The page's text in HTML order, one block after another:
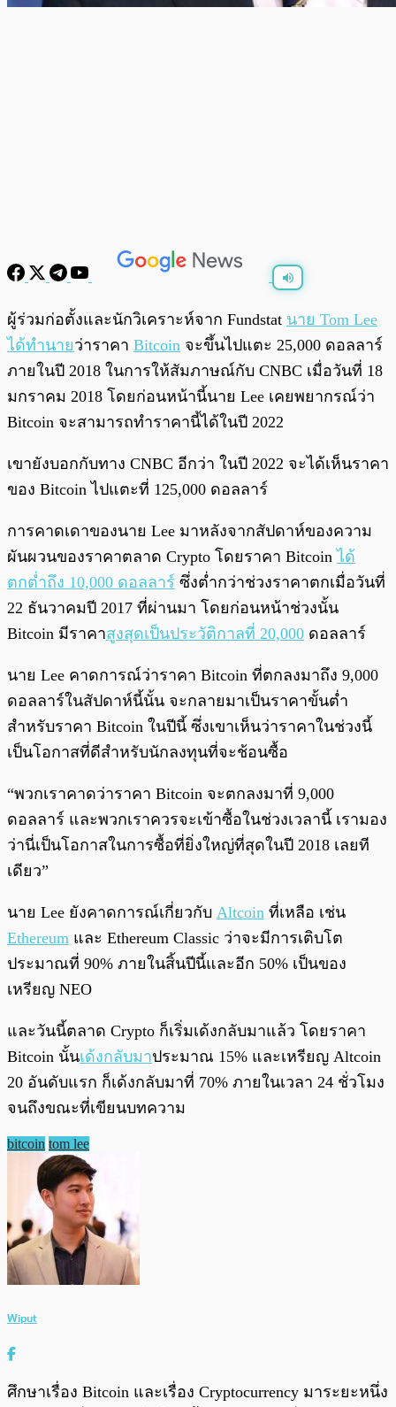
พร้อมเล่น
ผู้ร่วมก่อตั้งและนักวิเคราะห์จาก Fundstat นาย Tom Lee
ได้ทำนายว่าราคา Bitcoin จะขึ้นไปแตะ 25,000 ดอลลาร์
ภายในปี 2018 ในการให้สัมภาษณ์กับ CNBC เมื่อวันที่ 18
มกราคม 2018 โดยก่อนหน้านี้นาย Lee เคยพยากรณ์ว่า
Bitcoin จะสามารถทำราคานี้ได้ในปี 2022
เขายังบอกกับทาง CNBC อีกว่า ในปี 2022 จะได้เห็นราคา
ของ Bitcoin ไปแตะที่ 125,000 ดอลลาร์
การคาดเดาของนาย Lee มาหลังจากสัปดาห์ของความ
ผันผวนของราคาตลาด Crypto โดยราคา Bitcoin ได้
ตกต่ำถึง 10,000 ดอลลาร์ ซึ่งต่ำกว่าช่วงราคาตกเมื่อวันที่
22 ธันวาคมปี 2017 ที่ผ่านมา โดยก่อนหน้าช่วงนั้น
Bitcoin มีราคาสูงสุดเป็นประวัติกาลที่ 20,000 ดอลลาร์
นาย Lee คาดการณ์ว่าราคา Bitcoin ที่ตกลงมาถึง 9,000
ดอลลาร์ในสัปดาห์นี้นั้น จะกลายมาเป็นราคาขั้นต่ำ
สำหรับราคา Bitcoin ในปีนี้ ซึ่งเขาเห็นว่าราคาในช่วงนี้
เป็นโอกาสที่ดีสำหรับนักลงทุนที่จะช้อนซื้อ
“พวกเราคาดว่าราคา Bitcoin จะตกลงมาที่ 9,000
ดอลลาร์ และพวกเราควรจะเข้าซื้อในช่วงเวลานี้ เรามอง
ว่านี่เป็นโอกาสในการซื้อที่ยิ่งใหญ่ที่สุดในปี 2018 เลยที
เดียว”
นาย Lee ยังคาดการณ์เกี่ยวกับ Altcoin ที่เหลือ เช่น
Ethereum และ Ethereum Classic ว่าจะมีการเติบโต
ประมาณที่ 90% ภายในสิ้นปีนี้และอีก 50% เป็นของ
เหรียญ NEO
และวันนี้ตลาด Crypto ก็เริ่มเด้งกลับมาแล้ว โดยราคา
Bitcoin นั้นเด้งกลับมาประมาณ 15% และเหรียญ Altcoin
20 อันดับแรก ก็เด้งกลับมาที่ 70% ภายในเวลา 24 ชั่วโมง
จนถึงขณะที่เขียนบทความ
bitcoin tom lee
Wiput
ศึกษาเรื่อง Bitcoin และเรื่อง Cryptocurrency มาระยะหนึ่ง